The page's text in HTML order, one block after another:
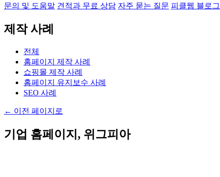
문의 및 도움말 견적과 무료 상담 자주 묻는 질문 피클웹 블로그
제작 사례
전체
홈페이지 제작 사례
쇼핑몰 제작 사례
홈페이지 유지보수 사례
SEO 사례
← 이전 페이지로
기업 홈페이지, 위그피아